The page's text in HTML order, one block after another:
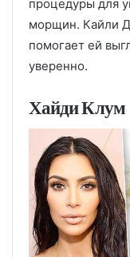
процедуры для
морщин. Кайли
помогает ей
уверенно.
Хайди Клум